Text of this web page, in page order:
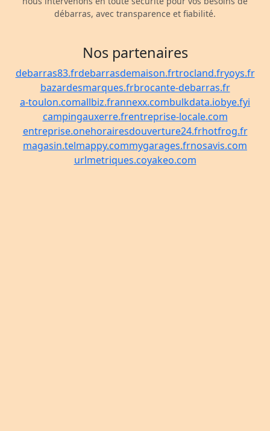
débarras, avec transparence et fiabilité.
Nos partenaires
debarras83.frdebarrasdemaison.frtrocland.fryoys.fr
bazardesmarques.frbrocante-debarras.fr
a-toulon.comallbiz.frannexx.combulkdata.iobye.fyi
campingauxerre.frentreprise-locale.com
entreprise.onehorairesdouverture24.frhotfrog.fr
magasin.telmappy.commygarages.frnosavis.com
urlmetriques.coyakeo.com